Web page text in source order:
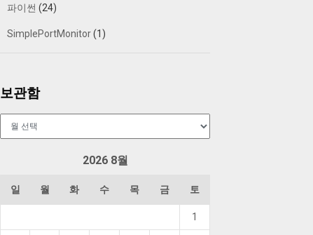
파이썬 (24)
SimplePortMonitor(1)
보관함
2026 8월
일 월 화 수 목 금 토
1